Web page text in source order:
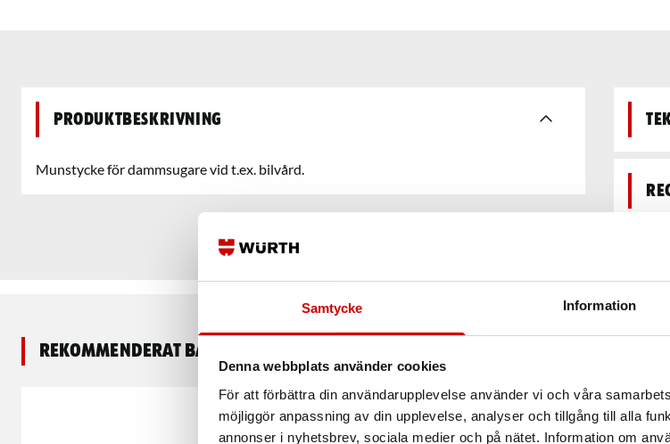
Samtycke Information
Denna webbplats använder cookies
För att förbättra din användarupplevelse använder vi och våra
möjliggör anpassning av din upplevelse, analyser och tillgång till alla
annonser i nyhetsbrev, sociala medier och på nätet. Information om
Produktbeskrivning
Munstycke för dammsugare vid t.ex. bilvård.
Rekommenderat baserat på vald produkt